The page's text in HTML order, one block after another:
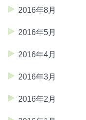
2016年8月
2016年5月
2016年4月
2016年3月
2016年2月